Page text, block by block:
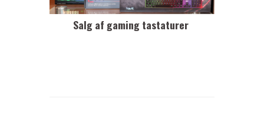
Salg af gaming tastaturer